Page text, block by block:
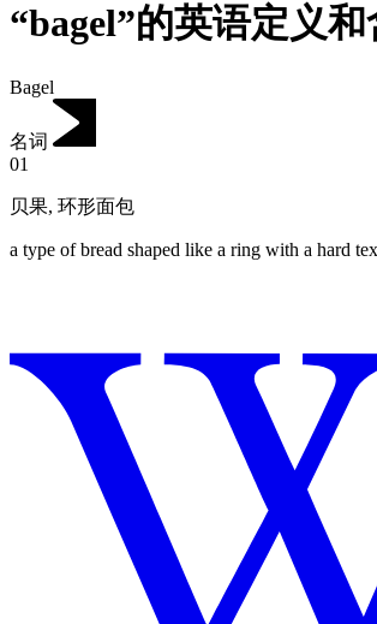
“bagel”的英语定义和
Bagel
名词
01
贝果, 环形面包
a type of bread shaped like a ring with a hard